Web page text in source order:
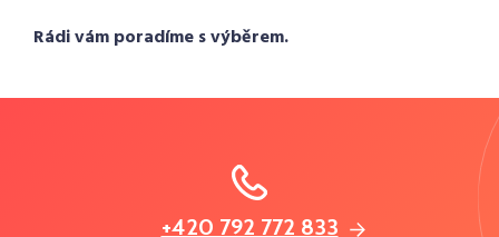
Rádi vám poradíme s výběrem.
+420 792 772 833